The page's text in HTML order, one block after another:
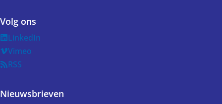
Volg ons
LinkedIn
Vimeo
RSS
Nieuwsbrieven